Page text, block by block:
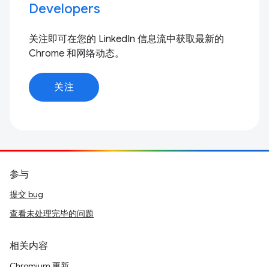
Developers
关注即可在您的 LinkedIn 信息流中获取最新的
Chrome 和网络动态。
关注
参与
提交 bug
查看未处理完毕的问题
相关内容